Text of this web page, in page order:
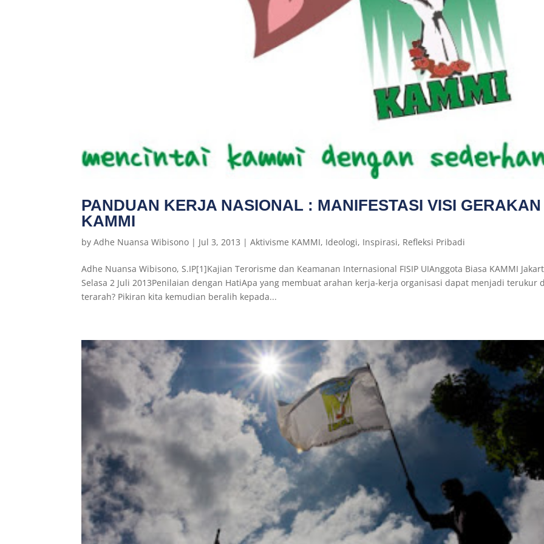
PANDUAN KERJA NASIONAL : MANIFESTASI VISI GERAKAN
KAMMI
byAdhe Nuansa Wibisono | Jul 3, 2013 |Aktivisme KAMMI, Ideologi, Inspirasi, Refleksi Pribadi
Adhe Nuansa Wibisono, S.IP[1]Kajian Terorisme dan Keamanan Internasional FISIP UIAnggota Biasa KAMMI
Selasa 2 Juli 2013Penilaian dengan HatiApa yang membuat arahan kerja-kerja organisasi dapat menjadi terukur
terarah? Pikiran kita kemudian beralih kepada...